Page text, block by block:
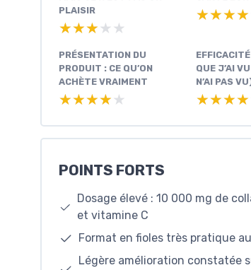
PLAISIR
★★★★★
★★★★★
PRÉSENTATION DU
PRODUIT : CE QU’ON
ACHÈTE VRAIMENT
★★★★★
★★★★★
QUE J’AI
N’AI PAS
POINTS FORTS
Dosage élevé : 10 000 mg de
et vitamine C
Format en fioles très pratique
Légère amélioration constatée